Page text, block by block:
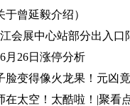
曾延毅介绍）
会展中心站部分出入口
月26日涨停分析
在太空！太酷啦！|聚看